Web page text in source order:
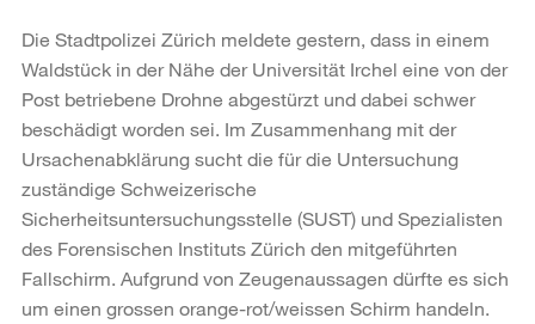
Die Stadtpolizei Zürich meldete gestern, dass in einem
Waldstück in der Nähe der Universität Irchel eine von der
Post betriebene Drohne abgestürzt und dabei schwer
beschädigt worden sei. Im Zusammenhang mit der
Ursachenabklärung sucht die für die Untersuchung
zuständige Schweizerische
Sicherheitsuntersuchungsstelle (SUST) und Spezialisten
des Forensischen Instituts Zürich den mitgeführten
Fallschirm. Aufgrund von Zeugenaussagen dürfte es sich
um einen grossen orange-rot/weissen Schirm handeln.